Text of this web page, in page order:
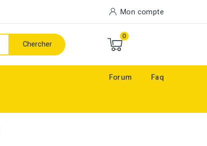
Mon compte
Chercher
0
Forum Faq